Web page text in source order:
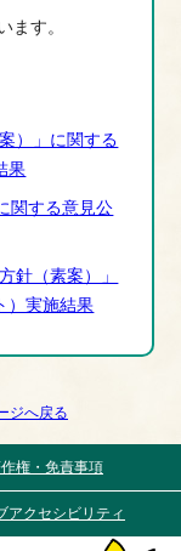
ます。
）」に関する
果
関する意見公
針（素案）」
）実施結果
ジへ戻る
権・免責事項
アクセシビリティ